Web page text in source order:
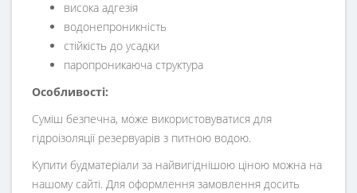
висока адгезія
водонепроникність
стійкість до усадки
паропроникаюча структура
Особливості:
Суміш безпечна, може використовуватися для
гідроізоляції резервуарів з питною водою.
Купити будматеріали за найвигіднішою ціною можна на
нашому сайті. Для оформлення замовлення досить